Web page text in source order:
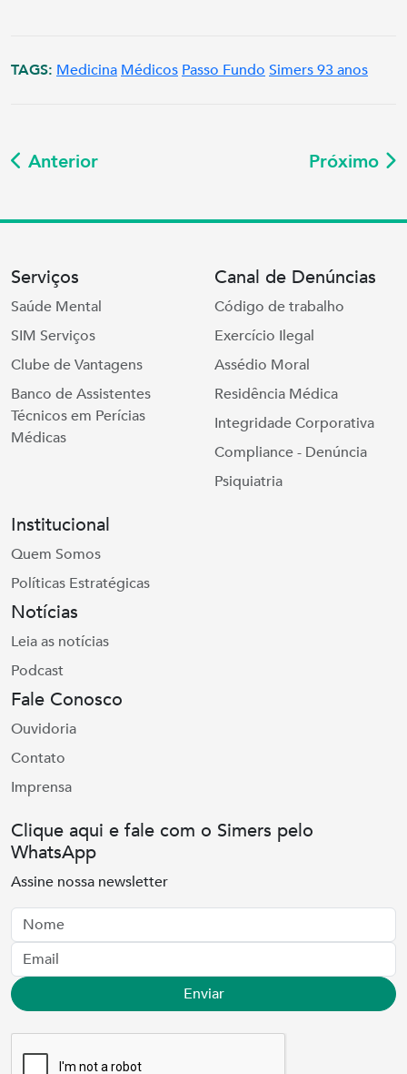
TAGS: Medicina Médicos Passo Fundo Simers 93 anos
Anterior Próximo
Serviços
Saúde Mental
SIM Serviços
Clube de Vantagens
Banco de Assistentes
Técnicos em Perícias
Médicas
Canal de Denúncias
Código de trabalho
Exercício Ilegal
Assédio Moral
Residência Médica
Integridade Corporativa
Compliance - Denúncia
Psiquiatria
Institucional
Quem Somos
Políticas Estratégicas
Notícias
Leia as notícias
Podcast
Fale Conosco
Ouvidoria
Contato
Imprensa
Clique aqui e fale com o Simers pelo
WhatsApp
Assine nossa newsletter
Nome
Email
Enviar